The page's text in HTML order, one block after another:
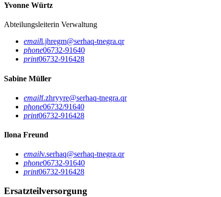
Yvonne Würtz
Abteilungsleiterin Verwaltung
emaill.jhregm@serhaq-tnegra.qr
phone06732-91640
print06732-916428
Sabine Müller
emailf.zhryyre@serhaq-tnegra.qr
phone06732/91640
print06732-916428
Ilona Freund
emailv.serhaq@serhaq-tnegra.qr
phone06732-91640
print06732-916428
Ersatzteilversorgung